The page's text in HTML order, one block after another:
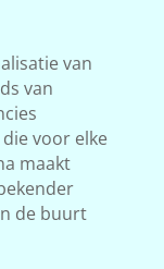
van
van
voor elke
maakt
de buurt